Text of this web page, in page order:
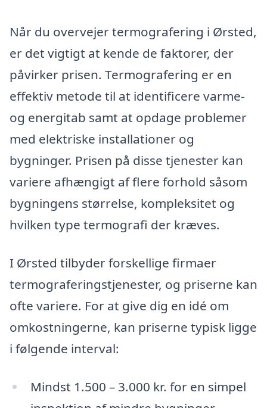
Når du overvejer termografering i Ørsted,
er det vigtigt at kende de faktorer, der
påvirker prisen. Termografering er en
effektiv metode til at identificere varme-
og energitab samt at opdage problemer
med elektriske installationer og
bygninger. Prisen på disse tjenester kan
variere afhængigt af flere forhold såsom
bygningens størrelse, kompleksitet og
hvilken type termografi der kræves.
I Ørsted tilbyder forskellige firmaer
termograferingstjenester, og priserne kan
ofte variere. For at give dig en idé om
omkostningerne, kan priserne typisk ligge
i følgende interval:
Mindst 1.500 – 3.000 kr. for en simpel